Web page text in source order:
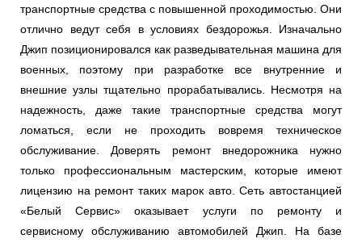
транспортные средства с повышенной проходимостью. Они
отлично ведут себя в условиях бездорожья. Изначально
Джип позиционировался как разведывательная машина для
военных, поэтому при разработке все внутренние и
внешние узлы тщательно прорабатывались. Несмотря на
надежность, даже такие транспортные средства могут
ломаться, если не проходить вовремя техническое
обслуживание. Доверять ремонт внедорожника нужно
только профессиональным мастерским, которые имеют
лицензию на ремонт таких марок авто. Сеть автостанцией
«Белый Сервис» оказывает услуги по ремонту и
сервисному обслуживанию автомобилей Джип. На базе